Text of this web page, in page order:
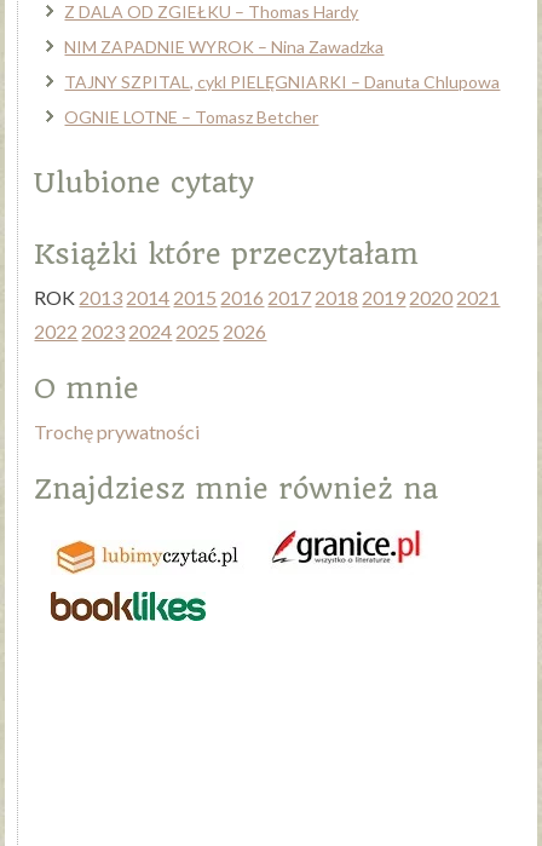
Z DALA OD ZGIEŁKU – Thomas Hardy
NIM ZAPADNIE WYROK – Nina Zawadzka
TAJNY SZPITAL, cykl PIELĘGNIARKI – Danuta Chlupowa
OGNIE LOTNE – Tomasz Betcher
Ulubione cytaty
Książki które przeczytałam
ROK 2013 2014 2015 2016 2017 2018 2019 2020 2021
2022 2023 2024 2025 2026
O mnie
Trochę prywatności
Znajdziesz mnie również na